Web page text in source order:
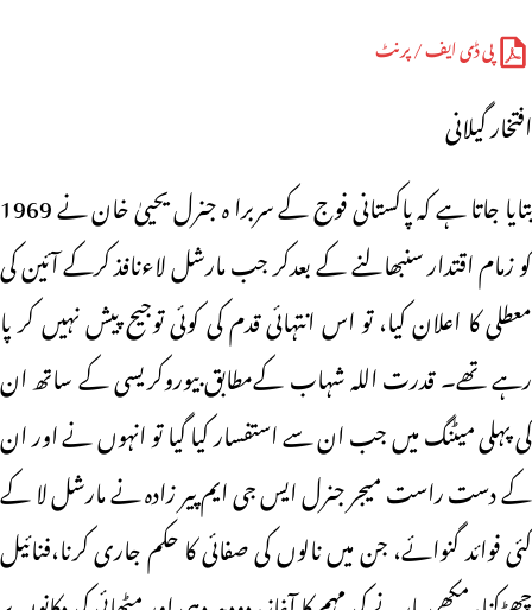
پی ڈی ایف / پرنٹ
افتخار گیلانی
بتایا جاتا ہے کہ پاکستانی فوج کے سربرا ہ جنرل یحییٰ خان نے 1969
کو زمام اقتدار سنبھالنے کے بعدکر جب مارشل لاءنافذ کرکے آئین کی
معطلی کا اعلان کیا، تو اس انتہائی قدم کی کوئی توجیح پیش نہیں کر پا
رہے تھے۔ قدرت اللہ شہاب کےمطابق بیوروکریسی کے ساتھ ان
کی پہلی میٹنگ میں جب ان سے استفسار کیا گیا تو انہوں نے اور ان
کے دست راست میجر جنرل ایس جی ایم پیر زادہ نے مارشل لا کے
کئی فوائد گنوائے، جن میں نالوں کی صفائی کا حکم جاری کرنا،فنائیل